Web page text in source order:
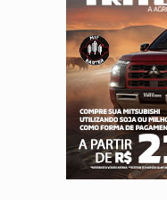
BR-364:
VOVÔ
JUSTIÇA: